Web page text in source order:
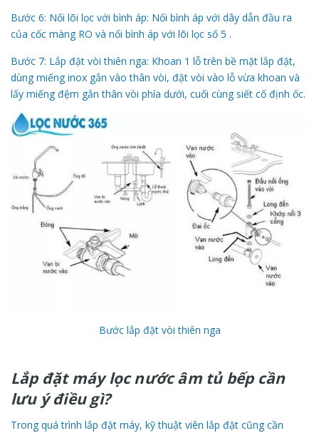
Bước 6: Nối lõi lọc với bình áp: Nối bình áp với dây dẫn đầu ra
của cốc màng RO và nối bình áp với lõi lọc số 5 .
Bước 7: Lắp đặt vòi thiên nga: Khoan 1 lỗ trên bề mặt lắp đặt,
dùng miếng inox gắn vào thân vòi, đặt vòi vào lỗ vừa khoan và
lấy miếng đệm gắn thân vòi phía dưới, cuối cùng siết cố định ốc.
Bước lắp đặt vòi thiên nga
Lắp đặt máy lọc nước âm tủ bếp cần
lưu ý điều gì?
Trong quá trình lắp đặt máy, kỹ thuật viên lắp đặt cũng cần